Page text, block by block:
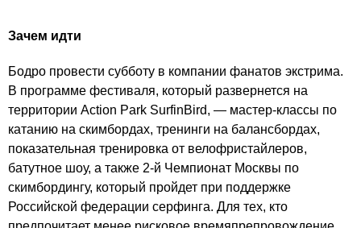
Зачем идти
Бодро провести субботу в компании фанатов экстрима.
В программе фестиваля, который развернется на
территории Action Park SurfinBird, — мастер-классы по
катанию на скимбордах, тренинги на балансбордах,
показательная тренировка от велофристайлеров,
батутное шоу, а также 2-й Чемпионат Москвы по
скимбордингу, который пройдет при поддержке
Российской федерации серфинга. Для тех, кто